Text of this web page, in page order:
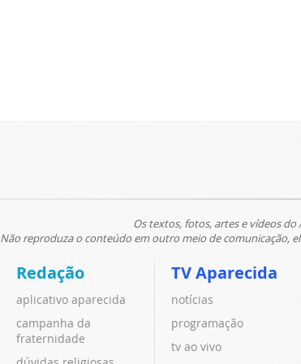
Os textos, fotos, artes e vídeos
Não reproduza o conteúdo em outro meio de comunicação,
Redação
aplicativo aparecida
campanha da
fraternidade
TV Aparecida
notícias
programação
tv ao vivo